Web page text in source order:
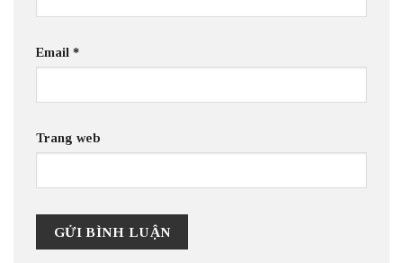
Email *
Trang web